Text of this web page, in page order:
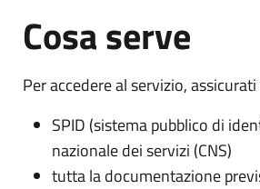
Cosa serve
Per accedere al servizio,
SPID (sistema pubblico di
nazionale dei servizi (CNS)
tutta la documentazione